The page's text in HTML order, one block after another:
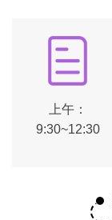
上午：
9:30~12:30